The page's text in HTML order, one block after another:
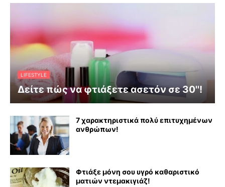
LIFESTYLE
Δείτε πώς να φτιάξετε ασετόν σε 30''!
7 χαρακτηριστικά πολύ επιτυχημένων
ανθρώπων!
Φτιάξε μόνη σου υγρό καθαριστικό
ματιών ντεμακιγιάζ!